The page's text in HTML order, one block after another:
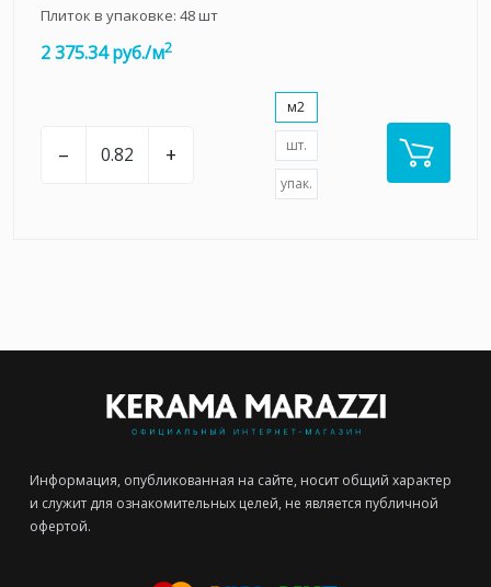
Плиток в упаковке: 48шт
2 375.34 руб./м2
– +
м2
шт.
упак.
Информация, опубликованная на сайте, носит общий характер
и служит для ознакомительных целей, не является публичной
офертой.